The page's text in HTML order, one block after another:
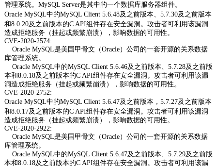
管理系统。MySQL Server是其中的一个数据库服务器组件。
Oracle MySQL中的MySQL Client 5.6.48及之前版本、5.7.30及之前版本
和8.0.20及之前版本的C API组件存在安全漏洞。攻击者可利用该漏洞
造成拒绝服务（挂起或频繁崩溃），影响数据的可用性。
CVE-2020-2574:
Oracle MySQL是美国甲骨文（Oracle）公司的一套开源的关系数据
库管理系统。
Oracle MySQL中的MySQL Client 5.6.46及之前版本、5.7.28及之前版
本和8.0.18及之前版本的C API组件存在安全漏洞。攻击者可利用该漏
洞造成拒绝服务（挂起或频繁崩溃），影响数据的可用性。
CVE-2020-2752:
Oracle MySQL中的MySQL Client 5.6.47及之前版本，5.7.27及之前版本
和8.0.17及之前版本的C API组件存在安全漏洞。攻击者可利用该漏洞
造成拒绝服务（挂起或频繁崩溃），影响数据的可用性。
CVE-2020-2922:
Oracle MySQL是美国甲骨文（Oracle）公司的一套开源的关系数据
库管理系统。
Oracle MySQL中的MySQL Client 5.6.47及之前版本、5.7.29及之前版
本和8.0.18及之前版本的C API组件存在安全漏洞。攻击者可利用该漏